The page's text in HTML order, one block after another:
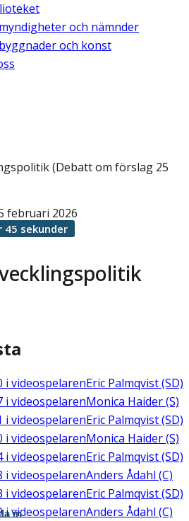
och nämnder
och konst
(Debatt om förslag 25
februari 2026
sekunder
i videospelarenEric Palmqvist (SD)
i videospelarenMonica Haider (S)
i videospelarenEric Palmqvist (SD)
i videospelarenMonica Haider (S)
i videospelarenEric Palmqvist (SD)
i videospelarenAnders Ådahl (C)
i videospelarenEric Palmqvist (SD)
i videospelarenAnders Ådahl (C)
in